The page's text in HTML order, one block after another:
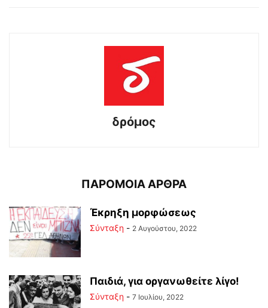
δρόμος
ΠΑΡΟΜΟΙΑ ΑΡΘΡΑ
Έκρηξη μορφώσεως
Σύνταξη - 2 Αυγούστου, 2022
Παιδιά, για οργανωθείτε λίγο!
Σύνταξη - 7 Ιουλίου, 2022